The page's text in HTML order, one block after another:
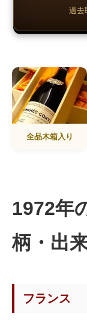
過去
全品木箱入り
1972年
柄・出
フランス